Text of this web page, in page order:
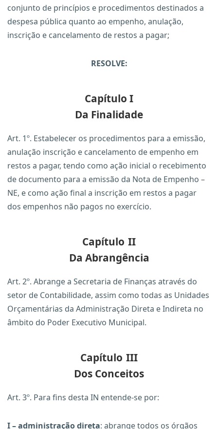
conjunto de princípios e procedimentos destinados a
despesa pública quanto ao empenho, anulação,
inscrição e cancelamento de restos a pagar;
RESOLVE:
Capítulo I
Da Finalidade
Art. 1º. Estabelecer os procedimentos para a emissão,
anulação inscrição e cancelamento de empenho em
restos a pagar, tendo como ação inicial o recebimento
de documento para a emissão da Nota de Empenho –
NE, e como ação final a inscrição em restos a pagar
dos empenhos não pagos no exercício.
Capítulo II
Da Abrangência
Art. 2º. Abrange a Secretaria de Finanças através do
setor de Contabilidade, assim como todas as Unidades
Orçamentárias da Administração Direta e Indireta no
âmbito do Poder Executivo Municipal.
Capítulo III
Dos Conceitos
Art. 3º. Para fins desta IN entende-se por:
I – administração direta: abrange todos os órgãos